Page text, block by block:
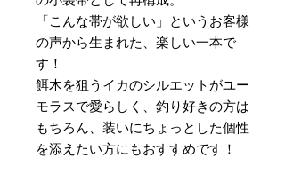
「こんな帯が欲しい」というお客様
の声から生まれた、楽しい一本で
す！
餌木を狙うイカのシルエットがユー
モラスで愛らしく、釣り好きの方は
もちろん、装いにちょっとした個性
を添えたい方にもおすすめです！